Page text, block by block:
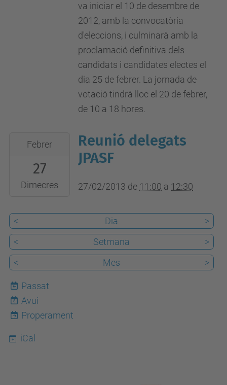
va iniciar el 10 de desembre de
2012, amb la convocatòria
d'eleccions, i culminarà amb la
proclamació definitiva dels
candidats i candidates electes el
dia 25 de febrer. La jornada de
votació tindrà lloc el 20 de febrer,
de 10 a 18 hores.
2013-
27T11:00:00+01:00
2013-
27T12:30:00+01:00
Locals
sindicals
FME
Febrer
27
Dimecres
Reunió delegats
JPASF
27/02/2013 de 11:00 a 12:30
< Dia
>
<
Setmana
>
<
Mes >
Passat
8
Avui
Properament
iCal